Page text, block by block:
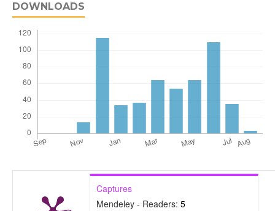
DOWNLOADS
Captures
Mendeley - Readers: 5